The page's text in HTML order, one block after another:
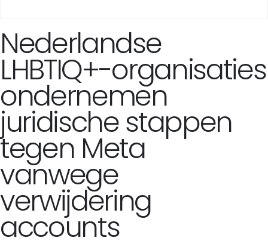
Nederlandse
LHBTIQ+-organisaties
ondernemen
juridische stappen
tegen Meta
vanwege
verwijdering
accounts